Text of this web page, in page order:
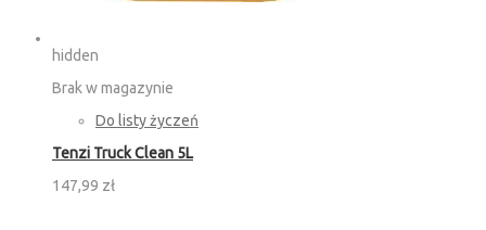
hidden
Brak w magazynie
Do listy życzeń
Tenzi Truck Clean 5L
147,99 zł